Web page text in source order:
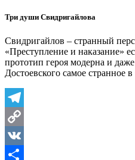
Три души Свидригайлова
Свидригайлов – странный
«Преступление и наказание»
прототип героя модерна и
Достоевского самое странное
Telegram
Copy
Link
VK